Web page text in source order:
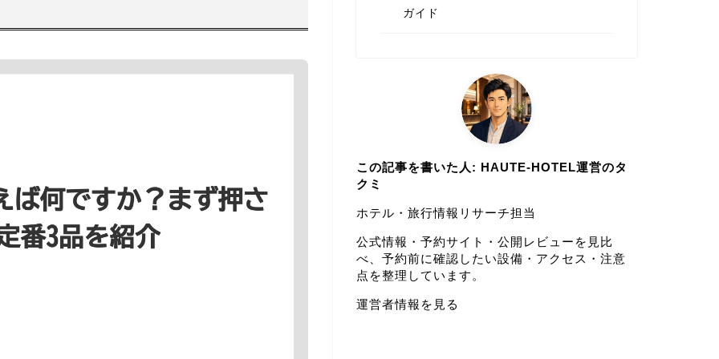
ガイド
この記事を書いた人: HAUTE-HOTEL運営のタ
クミ
ホテル・旅行情報リサーチ担当
公式情報・予約サイト・公開レビューを見比
べ、予約前に確認したい設備・アクセス・注意
点を整理しています。
運営者情報を見る